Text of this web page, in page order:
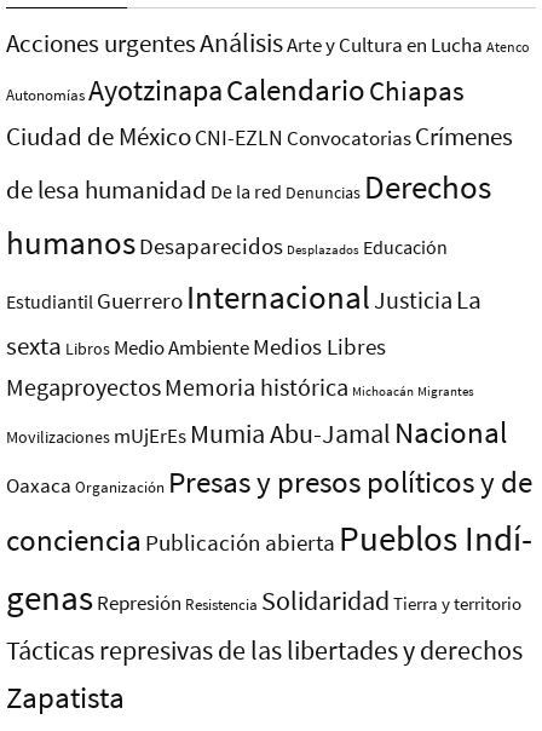
Acciones urgentesAnálisisArte y Cultura en Lucha Atenco
AutonomíasAyotzinapaCalendarioChiapas
Ciudad de MéxicoCNI-EZLN ConvocatoriasCrímenes
de lesa humanidad De la red Denuncias Derechos
humanosDesaparecidos Desplazados Educación
Estudiantil Guerrero InternacionalJusticia La
sexta Libros Medio AmbienteMedios Libres
MegaproyectosMemoria histórica Michoacán Migrantes
Movilizaciones mUjErEs Mumia Abu-Jamal Nacional
Oaxaca Organización Presas y presos polí­ticos y de
conciencia Publicación abierta Pueblos Indí­
genasRepresión Resistencia Solidaridad Tierra y territorio
Tácticas represivas de las libertades y derechos
Zapatista